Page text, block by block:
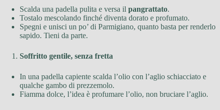
Scalda una padella pulita e versa il pangrattato.
Tostalo mescolando finché diventa dorato e profumato.
Spegni e unisci un po’ di Parmigiano, quanto basta per renderlo
sapido. Tieni da parte.
Soffritto gentile, senza fretta
In una padella capiente scalda l’olio con l’aglio schiacciato e
qualche gambo di prezzemolo.
Fiamma dolce, l’idea è profumare l’olio, non bruciare l’aglio.